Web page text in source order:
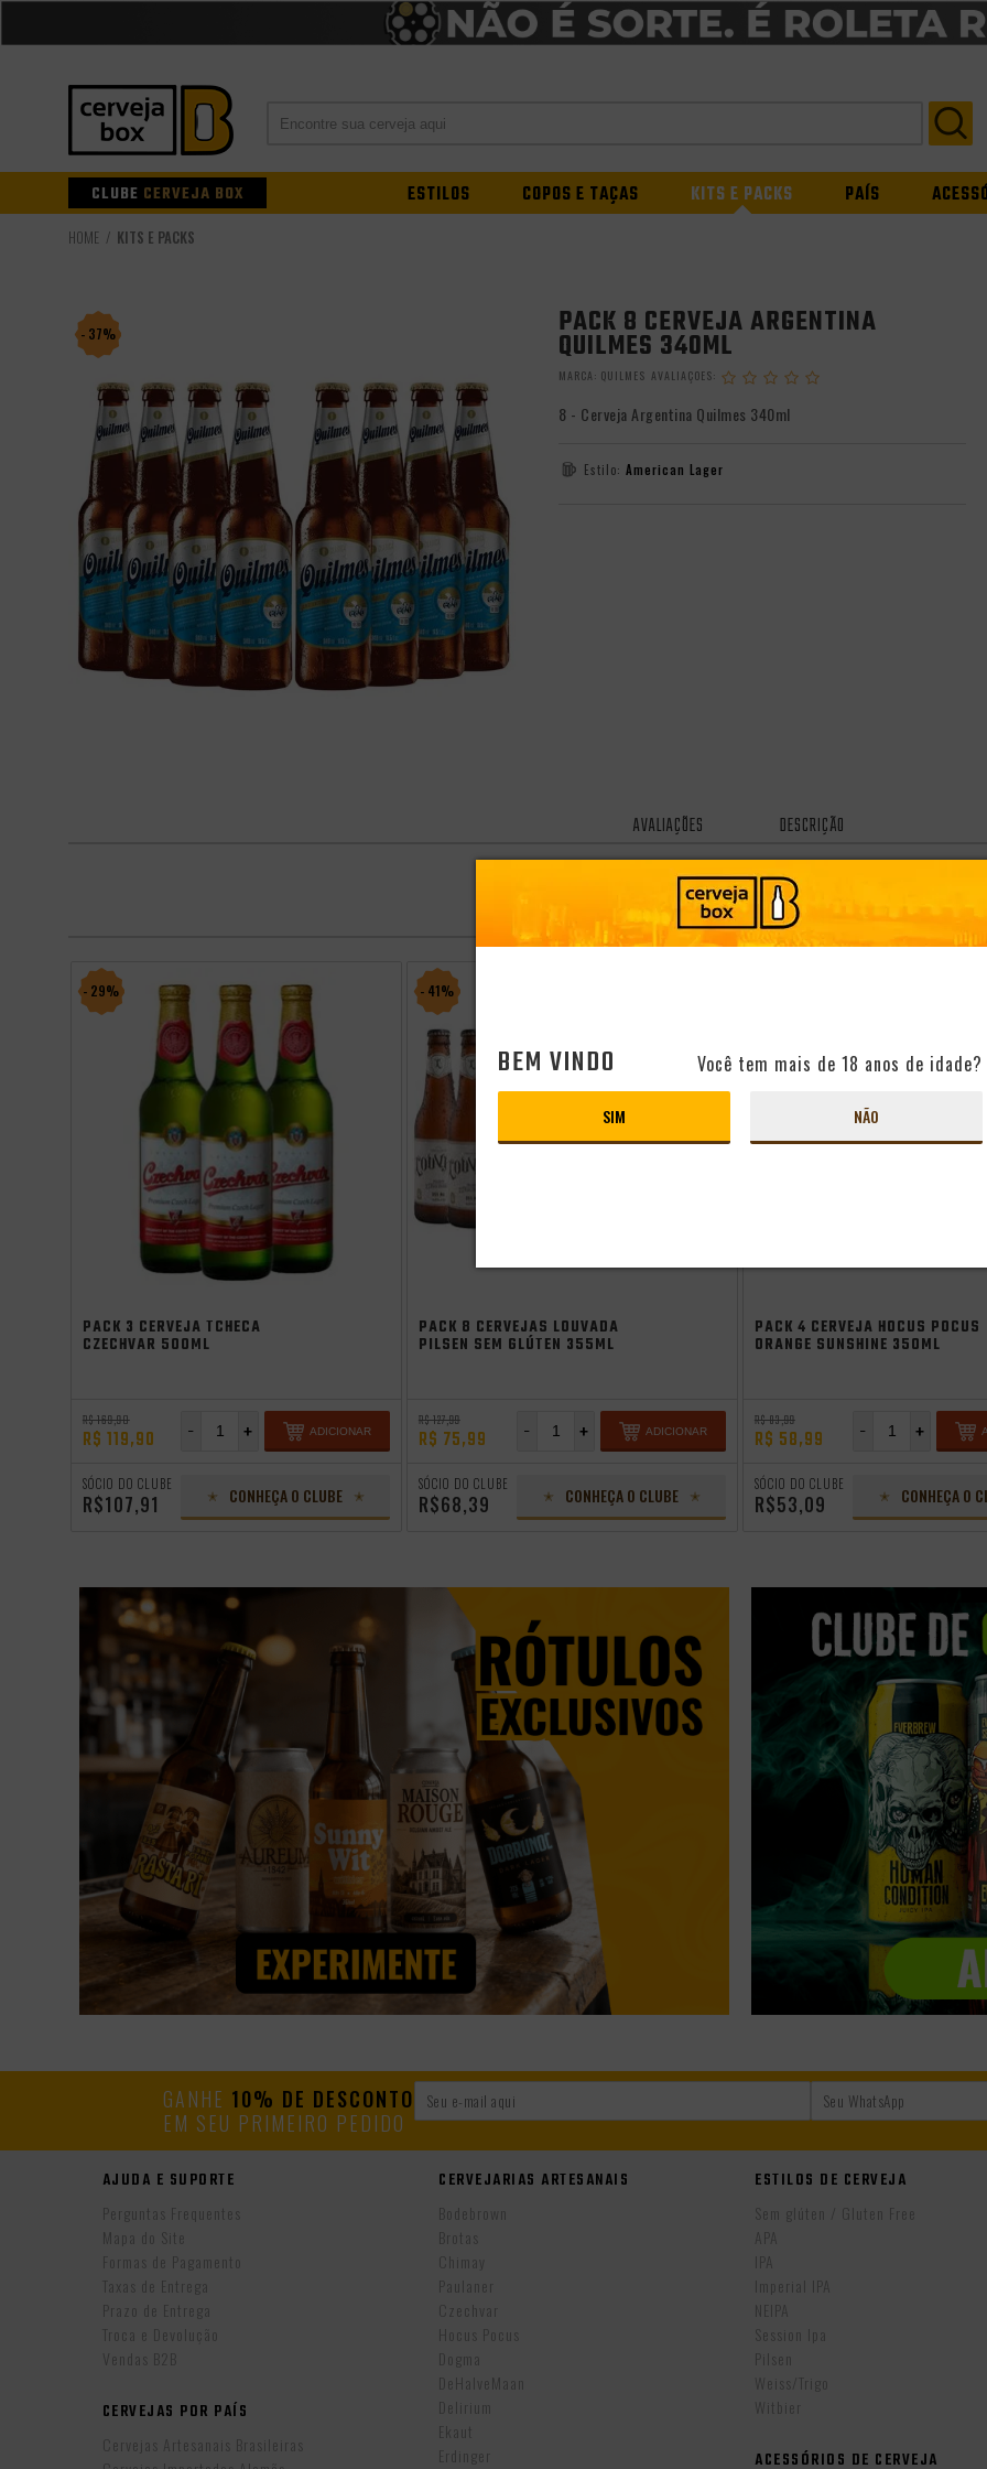
CLUBE CERVEJA BOX ESTILOS COPOS E TAÇAS KITS E PACKS PAÍS
KITS E PACKS
- 37% PACK 8 CERVEJA ARGENTINA
QUILMES 340ML
MARCA: QUILMES
8 - Cerveja Argentina Quilmes 340ml
Estilo: American Lager
AVALIAÇÕES DESCRIÇÃO
QUEM VIU, VIU TAMBÉM
- 29%
PACK 3 CERVEJA TCHECA
CZECHVAR 500ML
R$ 169,90
R$ 119,90 +
- ADICIONAR
SÓCIO DO CLUBE
R$107,91 CONHEÇA O CLUBE
- 41%
PACK 8 CERVEJAS LOUVADA
PILSEN SEM GLÚTEN 355ML
R$ 127,99
R$ 75,99 +
- ADICIONAR
SÓCIO DO CLUBE
R$68,39 CONHEÇA O CLUBE
PACK 4 CERVEJA HOCUS POCUS
ORANGE SUNSHINE 350ML
R$ 83,99
R$ 58,99 +
-
SÓCIO DO CLUBE
R$53,09 CONHEÇA O
GANHE 10% DE DESCONTO
EM SEU PRIMEIRO PEDIDO
AJUDA E SUPORTE
Perguntas Frequentes
Mapa do Site
Formas de Pagamento
Taxas de Entrega
Prazo de Entrega
Troca e Devolução
Vendas B2B
CERVEJAS POR PAÍS
Cervejas Artesanais Brasileiras
CERVEJARIAS ARTESANAIS
Bodebrown
Brotas
Chimay
Paulaner
Czechvar
Hocus Pocus
Dogma
DeHalveMaan
Delirium
Ekaut
Erdinger
ESTILOS DE CERVEJA
Sem glúten / Gluten Free
APA
IPA
Imperial IPA
NEIPA
Session Ipa
Pilsen
Weiss/Trigo
Witbier
ACESSÓRIOS DE CERVEJA
BEM VINDO Você tem mais de 18 anos de idade?
SIM NÃO